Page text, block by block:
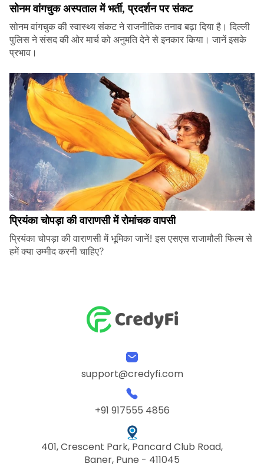
सोनम वांगचुक अस्पताल में भर्ती, प्रदर्शन पर संकट
सोनम वांगचुक की स्वास्थ्य संकट ने राजनीतिक तनाव बढ़ा दिया है। दिल्ली
पुलिस ने संसद की ओर मार्च को अनुमति देने से इनकार किया। जानें इसके
प्रभाव।
प्रियंका चोपड़ा की वाराणसी में रोमांचक वापसी
प्रियंका चोपड़ा की वाराणसी में भूमिका जानें! इस एसएस राजामौली फिल्म से
हमें क्या उम्मीद करनी चाहिए?
support@credyfi.com
+91 917555 4856
401, Crescent Park, Pancard Club Road,
Baner, Pune - 411045